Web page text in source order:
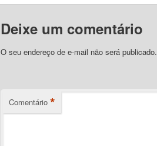
Deixe um comentário
O seu endereço de e-mail não será publicado.
Comentário *